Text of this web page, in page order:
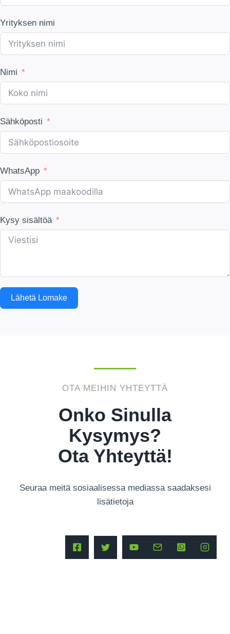
Yrityksen nimi
Nimi
Sähköposti
WhatsApp
Kysy sisältöä
Lähetä Lomake
OTA MEIHIN YHTEYTTÄ
Onko Sinulla
Kysymys?
Ota Yhteyttä!
Seuraa meitä sosiaalisessa mediassa saadaksesi
lisätietoja